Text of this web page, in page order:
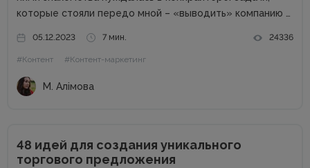
которые стояли передо мной – «выводить» компанию в
несколько размытая, но все же ясная – мне
предлагалась позиция...
05.12.2023 7 мин. 24336
#Контент #Контент-маркетинг
М. Алімова
48 идей для создания уникального
торгового предложения